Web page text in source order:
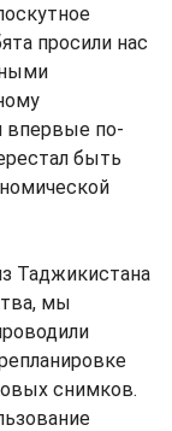
просили нас
впервые по-
быть
Таджикистана
мы
снимков.